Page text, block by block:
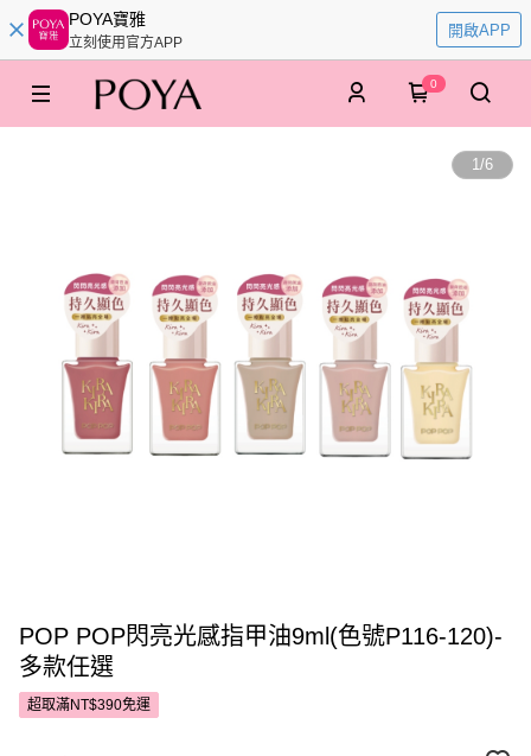
POYA寶雅
立刻使用官方APP
開啟APP
0
1/6
POP POP閃亮光感指甲油9ml(色號P116-120)-
多款任選
超取滿NT$390免運